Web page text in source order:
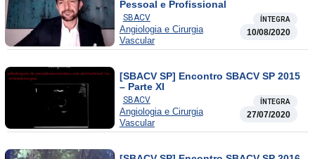
Pessoal e Profissional
SBACV ÍNTEGRA
Angiologia e Cirurgia
Vascular
10/08/2020
[SBACV SP] Encontro SBACV SP 2015
– Parte XI
SBACV ÍNTEGRA
Angiologia e Cirurgia
Vascular
27/07/2020